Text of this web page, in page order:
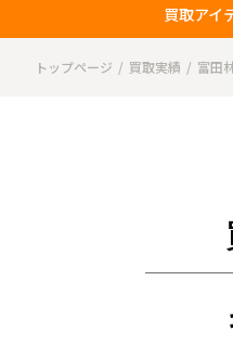
買取アイ
トップページ 買取実績 富田